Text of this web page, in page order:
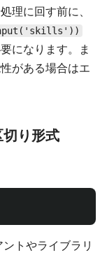
理に回す前に、
になります。ま
がある場合はエ
り形式
トやライブラリ